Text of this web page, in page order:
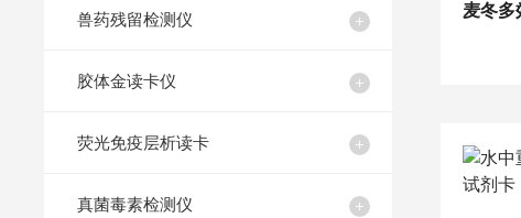
兽药残留检测仪
胶体金读卡仪
荧光免疫层析读卡
真菌毒素检测仪